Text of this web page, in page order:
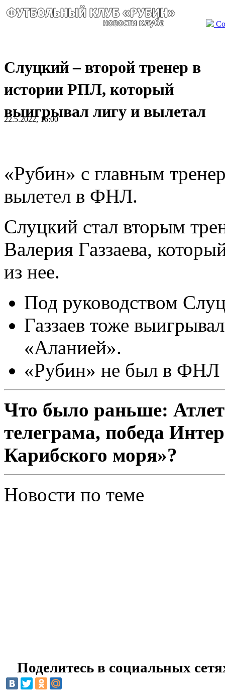
Слуцкий – второй тренер в
истории РПЛ, который
выигрывал лигу и вылетал
22.5.2022, 16:00
«Рубин» с главным
вылетел в ФНЛ.
Слуцкий стал вторым
Валерия Газзаева,
из нее.
Под руководством
Газзаев тоже
«Аланией».
«Рубин» не был в ФНЛ
Что было раньше:
телеграма, победа
Карибского моря»?
Новости по теме
Поделитесь в социальных